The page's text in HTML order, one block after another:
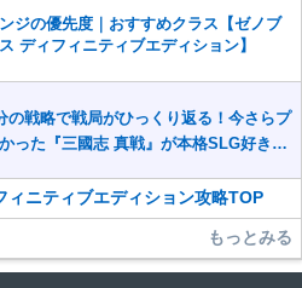
ジの優先度｜おすすめクラス【ゼノブ
ディフィニティブエディション】
の戦略で戦局がひっくり返る！今さらプ
った『三國志 真戦』が本格SLG好きを
ィニティブエディション攻略TOP
もっとみる